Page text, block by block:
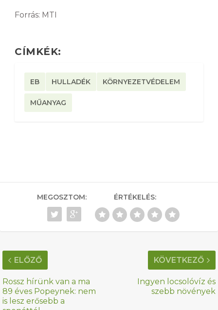
Forrás: MTI
CÍMKÉK:
EB HULLADÉK KÖRNYEZETVÉDELEM
MŰANYAG
MEGOSZTOM: ÉRTÉKELÉS:
ELŐZŐ
Rossz hírünk van a ma
89 éves Popeynek: nem
is lesz erősebb a
KÖVETKEZŐ
Ingyen locsolóvíz és
szebb növények